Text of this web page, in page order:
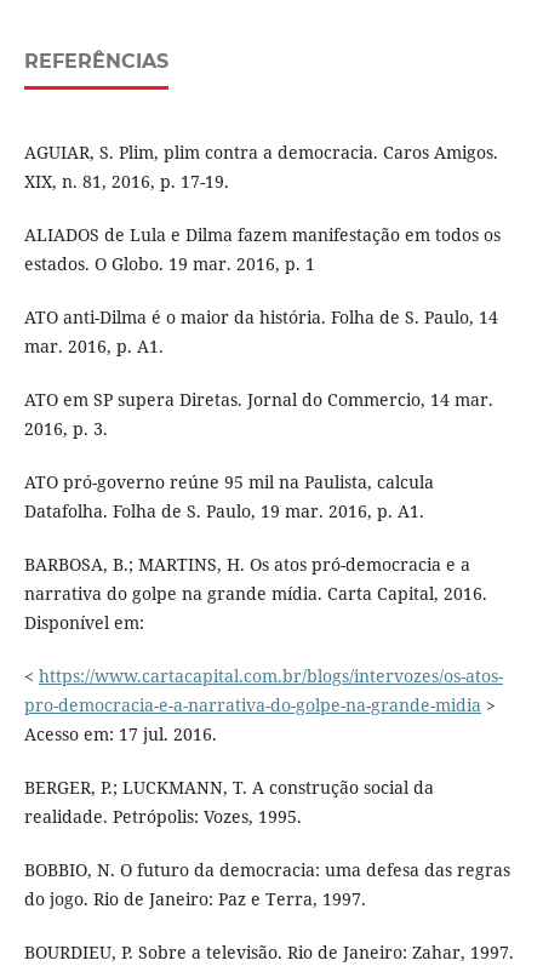
REFERÊNCIAS
AGUIAR, S. Plim, plim contra a democracia. Caros Amigos.
XIX, n. 81, 2016, p. 17-19.
ALIADOS de Lula e Dilma fazem manifestação em todos os
estados. O Globo. 19 mar. 2016, p. 1
ATO anti-Dilma é o maior da história. Folha de S. Paulo, 14
mar. 2016, p. A1.
ATO em SP supera Diretas. Jornal do Commercio, 14 mar.
2016, p. 3.
ATO pró-governo reúne 95 mil na Paulista, calcula
Datafolha. Folha de S. Paulo, 19 mar. 2016, p. A1.
BARBOSA, B.; MARTINS, H. Os atos pró-democracia e a
narrativa do golpe na grande mídia. Carta Capital, 2016.
Disponível em:
< https://www.cartacapital.com.br/blogs/intervozes/os-atos-
pro-democracia-e-a-narrativa-do-golpe-na-grande-midia>
Acesso em: 17 jul. 2016.
BERGER, P.; LUCKMANN, T. A construção social da
realidade. Petrópolis: Vozes, 1995.
BOBBIO, N. O futuro da democracia: uma defesa das regras
do jogo. Rio de Janeiro: Paz e Terra, 1997.
BOURDIEU, P. Sobre a televisão. Rio de Janeiro: Zahar, 1997.